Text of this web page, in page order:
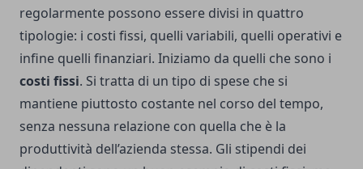
regolarmente possono essere divisi in quattro
tipologie: i costi fissi, quelli variabili, quelli operativi e
infine quelli finanziari. Iniziamo da quelli che sono i
costi fissi. Si tratta di un tipo di spese che si
mantiene piuttosto costante nel corso del tempo,
senza nessuna relazione con quella che è la
produttività dell’azienda stessa. Gli stipendi dei